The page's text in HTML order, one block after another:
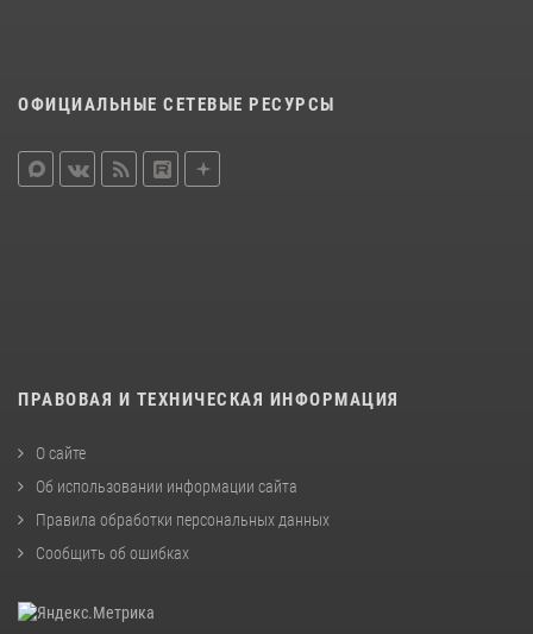
ОФИЦИАЛЬНЫЕ СЕТЕВЫЕ РЕСУРСЫ
ПРАВОВАЯ И ТЕХНИЧЕСКАЯ ИНФОРМАЦИЯ
О сайте
Об использовании информации сайта
Правила обработки персональных данных
Сообщить об ошибках